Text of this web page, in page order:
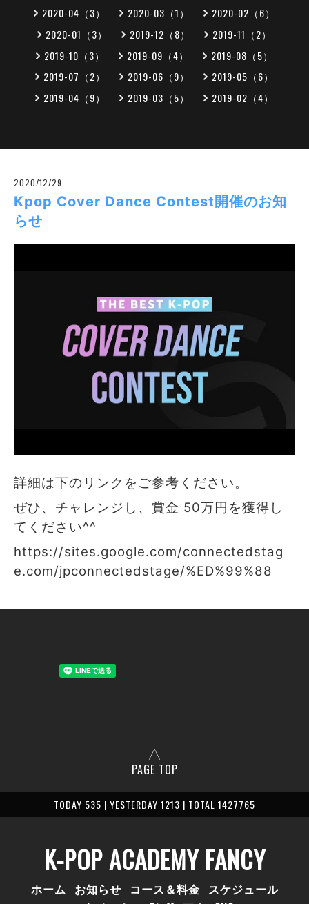
2020-04（3）
2020-03（1）
2020-02（6）
2020-01（3）
2019-12（8）
2019-11（2）
2019-10（3）
2019-09（4）
2019-08（5）
2019-07（2）
2019-06（9）
2019-05（6）
2019-04（9）
2019-03（5） 2019-02（4）
2020/12/29
Kpop Cover Dance Contest開催のお知
らせ
詳細は下のリンクをご参考ください。
ぜひ、チャレンジし、賞金 50万円を獲得し
てください^^
https://sites.google.com/connectedstag
e.com/jpconnectedstage/%ED%99%88
PAGE TOP
TODAY 535 | YESTERDAY 1213 | TOTAL 1427765
K-POP ACADEMY FANCY
ホーム お知らせ コース＆料金 スケジュール